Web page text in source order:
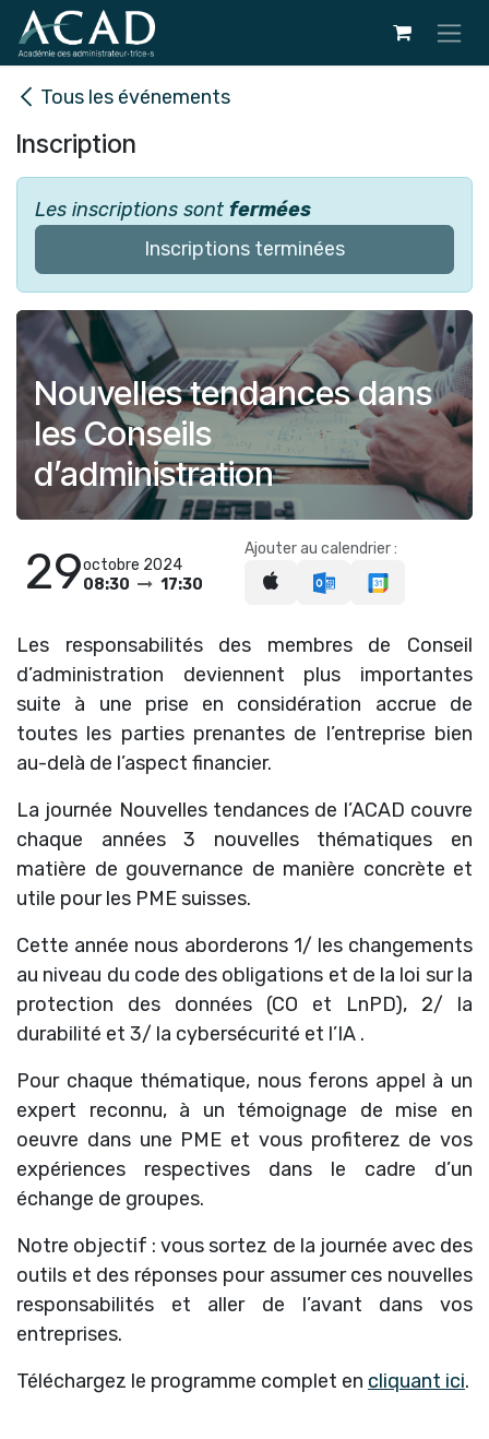
Se rendre au contenu
Tous les événements
Inscription
Les inscriptions sont fermées
Inscriptions terminées
Nouvelles tendances dans
les Conseils
d’administration
29octobre 2024
08:30
17:30
Ajouter au calendrier :
Les responsabilités des membres de Conseil
d’administration deviennent plus importantes
suite à une prise en considération accrue de
toutes les parties prenantes de l’entreprise bien
au-delà de l’aspect financier.
La journée Nouvelles tendances de l’ACAD couvre
chaque années 3 nouvelles thématiques en
matière de gouvernance de manière concrète et
utile pour les PME suisses.
Cette année nous aborderons 1/ les changements
au niveau du code des obligations et de la loi sur la
protection des données (CO et LnPD), 2/ la
durabilité et 3/ la cybersécurité et l’IA .
Pour chaque thématique, nous ferons appel à un
expert reconnu, à un témoignage de mise en
oeuvre dans une PME et vous profiterez de vos
expériences respectives dans le cadre d’un
échange de groupes.
Notre objectif : vous sortez de la journée avec des
outils et des réponses pour assumer ces nouvelles
responsabilités et aller de l’avant dans vos
entreprises.
Téléchargez le programme complet en cliquant ici.